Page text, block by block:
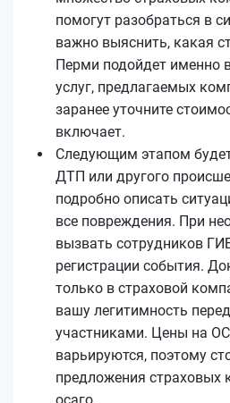
помогут разобраться в
важно выяснить, какая
Перми подойдет именно
услуг, предлагаемых
заранее уточните
включает.
Следующим этапом
ДТП или другого
подробно описать
все повреждения. При
вызвать сотрудников
регистрации события.
только в страховой
вашу легитимность
участниками. Цены на
варьируются, поэтому
предложения страховых